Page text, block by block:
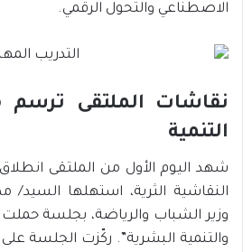
الاصطناعي والتحول الرقمي.
نقاشات الملتقى
التنمية
شهد اليوم الأول من الملتقى
النقاشية الثرية، استهلها
وزير الشباب والرياضة، بجلسة
والتنمية البشرية”. ركّزت الجلسة